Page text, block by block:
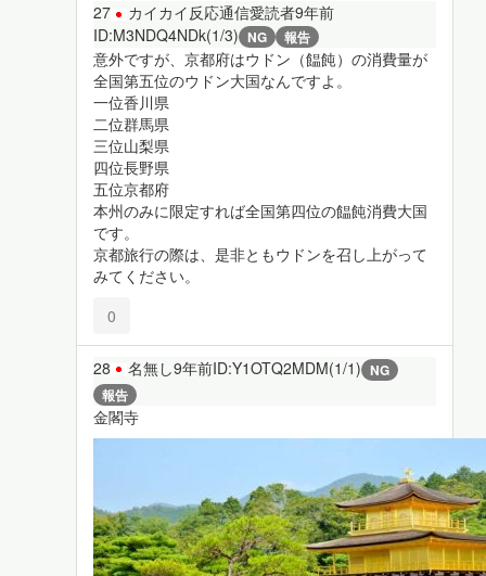
27 カイカイ反応通信愛読者9年前
ID:M3NDQ4NDk(1/3) NG 報告
意外ですが、京都府はウドン（饂飩）の消費量が
全国第五位のウドン大国なんですよ。
一位香川県
二位群馬県
三位山梨県
四位長野県
五位京都府
本州のみに限定すれば全国第四位の饂飩消費大国
です。
京都旅行の際は、是非ともウドンを召し上がって
みてください。
0
28 名無し9年前ID:Y1OTQ2MDM(1/1) NG
報告
金閣寺